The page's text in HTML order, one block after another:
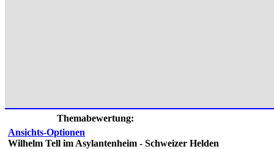
Themabewertung:
Ansichts-Optionen
Wilhelm Tell im Asylantenheim - Schweizer Helden